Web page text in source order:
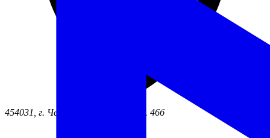
454031, г. Челябинск ул. Жукова, д. 46б